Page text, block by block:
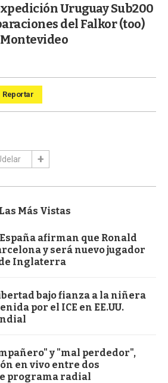
Uruguay Sub200
del Falkor (too)
Reportar
Las Más Vistas
España afirman que Ronald
y será nuevo jugador
Inglaterra
bajo fianza a la niñera
por el ICE en EE.UU.
y "mal perdedor",
en vivo entre dos
programa radial